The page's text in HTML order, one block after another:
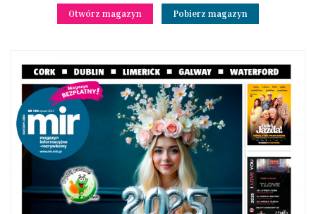
Otwórz magazyn
Pobierz magazyn